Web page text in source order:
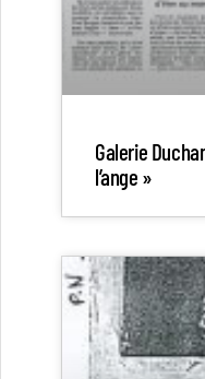
Galerie
l’ange »